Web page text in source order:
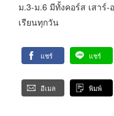
ม.3-ม.6 มีทั้งคอร์ส เสาร์
เรียนทุกวัน
แชร์ แชร์
อีเมล พิมพ์